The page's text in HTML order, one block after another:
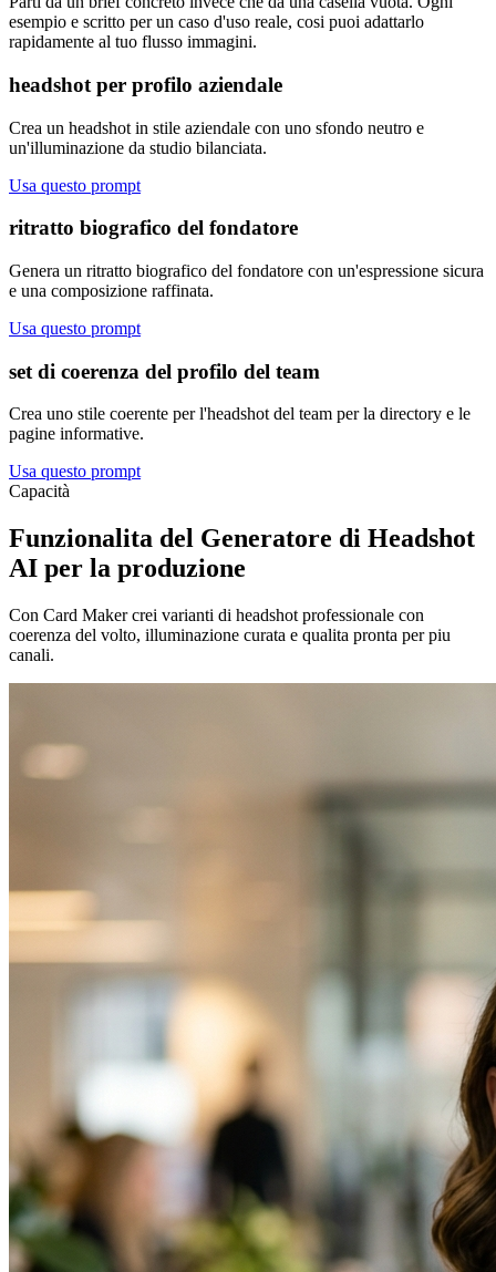
esempio e scritto per un caso d'uso reale, cosi puoi adattarlo
rapidamente al tuo flusso immagini.
headshot per profilo aziendale
Crea un headshot in stile aziendale con uno sfondo neutro e
un'illuminazione da studio bilanciata.
Usa questo prompt
ritratto biografico del fondatore
Genera un ritratto biografico del fondatore con un'espressione sicura
e una composizione raffinata.
Usa questo prompt
set di coerenza del profilo del team
Crea uno stile coerente per l'headshot del team per la directory e le
pagine informative.
Usa questo prompt
Capacità
Funzionalita del Generatore di Headshot
AI per la produzione
Con Card Maker crei varianti di headshot professionale con
coerenza del volto, illuminazione curata e qualita pronta per piu
canali.